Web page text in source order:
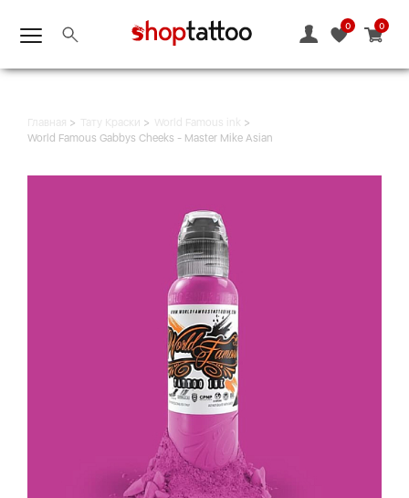
0
0
Главная Тату Краски
World Famous ink
World Famous Gabbys Cheeks - Master Mike Asian